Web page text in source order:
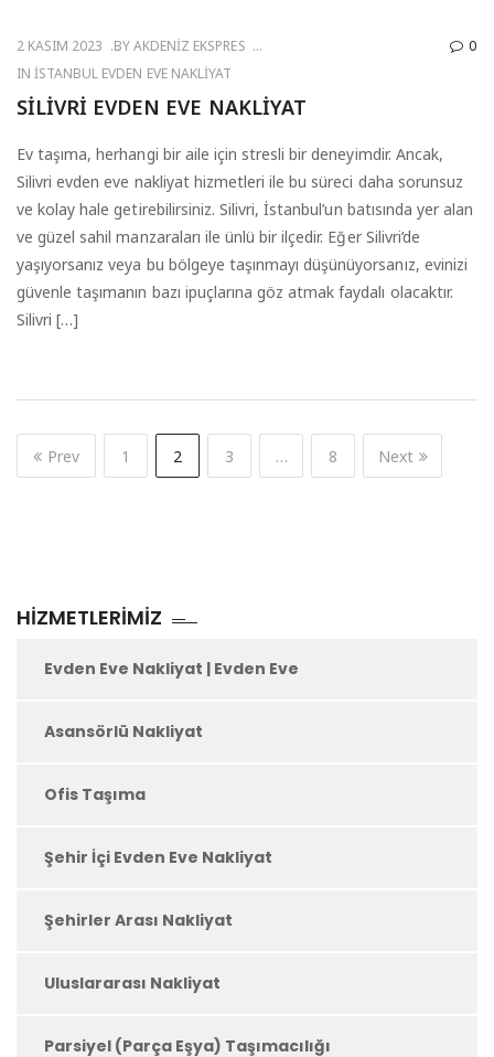
2 KASIM 2023 BYAKDENIZ EKSPRES
INİSTANBUL EVDEN EVE NAKLIYAT
0
SILIVRI EVDEN EVE NAKLIYAT
Ev taşıma, herhangi bir aile için stresli bir deneyimdir. Ancak,
Silivri evden eve nakliyat hizmetleri ile bu süreci daha sorunsuz
ve kolay hale getirebilirsiniz. Silivri, İstanbul’un batısında yer alan
ve güzel sahil manzaraları ile ünlü bir ilçedir. Eğer Silivri’de
yaşıyorsanız veya bu bölgeye taşınmayı düşünüyorsanız, evinizi
güvenle taşımanın bazı ipuçlarına göz atmak faydalı olacaktır.
Silivri […]
Prev 1 2 3 … 8 Next
HIZMETLERIMIZ
Evden Eve Nakliyat | Evden Eve
Asansörlü Nakliyat
Ofis Taşıma
Şehir İçi Evden Eve Nakliyat
Şehirler Arası Nakliyat
Uluslararası Nakliyat
Parsiyel (Parça Eşya) Taşımacılığı